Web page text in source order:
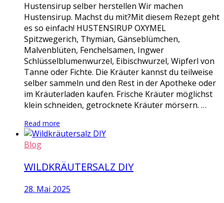
Hustensirup selber herstellen Wir machen
Hustensirup. Machst du mit?Mit diesem Rezept geht
es so einfach! HUSTENSIRUP OXYMEL
Spitzwegerich, Thymian, Gänseblümchen,
Malvenblüten, Fenchelsamen, Ingwer
Schlüsselblumenwurzel, Eibischwurzel, Wipferl von
Tanne oder Fichte. Die Kräuter kannst du teilweise
selber sammeln und den Rest in der Apotheke oder
im Kräuterladen kaufen. Frische Kräuter möglichst
klein schneiden, getrocknete Kräuter mörsern. …
Read more
Blog
WILDKRÄUTERSALZ DIY
28. Mai 2025